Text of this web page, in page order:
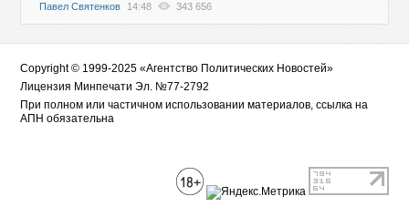
Павел Святенков 14:48 343 656
Copyright © 1999-2025 «Агентство Политических Новостей»
Лицензия Минпечати Эл. №77-2792
При полном или частичном использовании материалов, ссылка на
АПН обязательна